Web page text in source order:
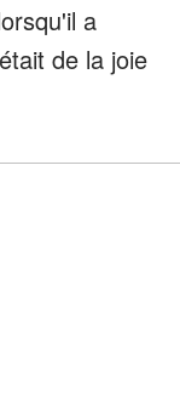
a
de la joie